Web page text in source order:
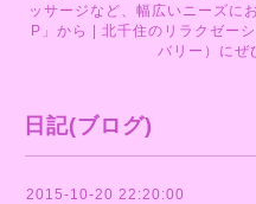
ッサージなど、幅広いニーズに
P」から | 北千住のリラクゼー
バリー）にぜ
日記(ブログ)
2015-10-20 22:20:00